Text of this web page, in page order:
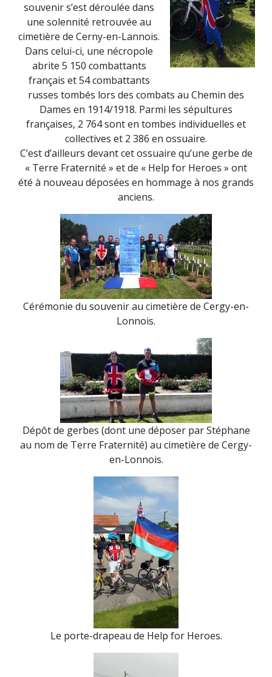
souvenir s’est déroulée dans
une solennité retrouvée au
cimetière de Cerny-en-Lannois.
Dans celui-ci, une nécropole
abrite 5 150 combattants
français et 54 combattants
russes tombés lors des combats au Chemin des
Dames en 1914/1918. Parmi les sépultures
françaises, 2 764 sont en tombes individuelles et
collectives et 2 386 en ossuaire.
C’est d’ailleurs devant cet ossuaire qu’une gerbe de
« Terre Fraternité » et de « Help for Heroes » ont
été à nouveau déposées en hommage à nos grands
anciens.
Cérémonie du souvenir au cimetière de Cergy-en-
Lonnois.
Dépôt de gerbes (dont une déposer par Stéphane
au nom de Terre Fraternité) au cimetière de Cergy-
en-Lonnois.
Le porte-drapeau de Help for Heroes.